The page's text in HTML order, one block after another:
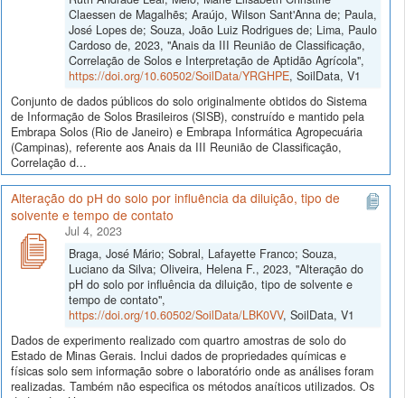
Claessen de Magalhẽs; Araújo, Wilson Sant'Anna de; Paula,
José Lopes de; Souza, João Luiz Rodrigues de; Lima, Paulo
Cardoso de, 2023, "Anais da III Reunião de Classificação,
Correlação de Solos e Interpretação de Aptidão Agrícola",
https://doi.org/10.60502/SoilData/YRGHPE, SoilData, V1
Conjunto de dados públicos do solo originalmente obtidos do Sistema
de Informação de Solos Brasileiros (SISB), construído e mantido pela
Embrapa Solos (Rio de Janeiro) e Embrapa Informática Agropecuária
(Campinas), referente aos Anais da III Reunião de Classificação,
Correlação d...
Alteração do pH do solo por influência da diluição, tipo de
solvente e tempo de contato
Jul 4, 2023
Braga, José Mário; Sobral, Lafayette Franco; Souza,
Luciano da Silva; Oliveira, Helena F., 2023, "Alteração do
pH do solo por influência da diluição, tipo de solvente e
tempo de contato",
https://doi.org/10.60502/SoilData/LBK0VV, SoilData, V1
Dados de experimento realizado com quartro amostras de solo do
Estado de Minas Gerais. Inclui dados de propriedades químicas e
físicas solo sem informação sobre o laboratório onde as análises foram
realizadas. Também não especifica os métodos anaíticos utilizados. Os